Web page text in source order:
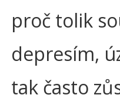
proč tolik
depresím,
tak často